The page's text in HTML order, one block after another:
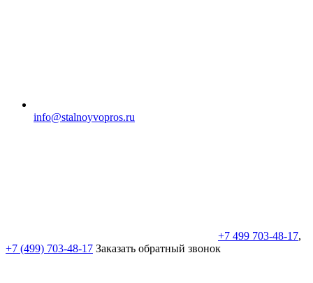
info@stalnoyvopros.ru
+7 499 703-48-17,
+7 (499) 703-48-17 Заказать обратный звонок